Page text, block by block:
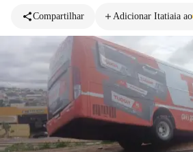
Compartilhar
Adicionar Itatiaia ao